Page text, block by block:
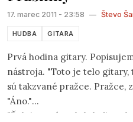
17. marec 2011 - 23:58 — Števo
HUDBA GITARA
Prvá hodina gitary.
nástroja. "Toto je telo
sú takzvané pražce. Pražce,
"Áno."
"Ďalej tu máme krk, ladiace